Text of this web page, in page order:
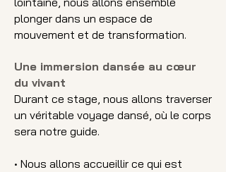
plonger dans un espace de
mouvement et de transformation.​
Une immersion dansée au cœur
du vivant​
Durant ce stage, nous allons traverser
un véritable voyage dansé, où le corps
sera notre guide.
• Nous allons accueillir ce qui est